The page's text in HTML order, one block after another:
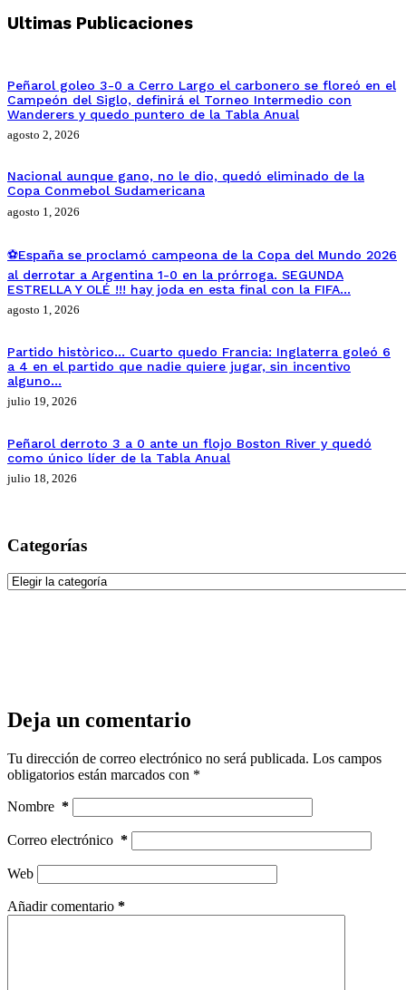
Ultimas Publicaciones
Peñarol goleo 3-0 a Cerro Largo el carbonero se floreó en el
Campeón del Siglo, definirá el Torneo Intermedio con
Wanderers y quedo puntero de la Tabla Anual
agosto 2, 2026
Nacional aunque gano, no le dio, quedó eliminado de la
Copa Conmebol Sudamericana
agosto 1, 2026
⚽España se proclamó campeona de la Copa del Mundo 2026
al derrotar a Argentina 1-0 en la prórroga. SEGUNDA
ESTRELLA Y OLÉ !!! hay joda en esta final con la FIFA…
agosto 1, 2026
Partido històrico… Cuarto quedo Francia: Inglaterra goleó 6
a 4 en el partido que nadie quiere jugar, sin incentivo
alguno…
julio 19, 2026
Peñarol derroto 3 a 0 ante un flojo Boston River y quedó
como único líder de la Tabla Anual
julio 18, 2026
Categorías
Categorías
Deja un comentario
Tu dirección de correo electrónico no será publicada. Los campos
obligatorios están marcados con *
Nombre *
Correo electrónico *
Web
Añadir comentario *